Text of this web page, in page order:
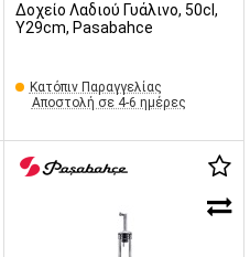
Δοχείο Λαδιού Γυάλινο, 50cl,
Y29cm, Pasabahce
Κατόπιν Παραγγελίας
Αποστολή σε 4-6 ημέρες